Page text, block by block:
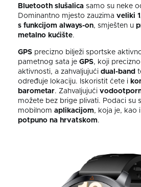
Bluetooth slušalica samo su neke
Dominantno mjesto zauzima veliki
s funkcijom always-on, smješten u
metalno kućište.
GPS precizno bilježi sportske
pametnog sata je GPS, koji
aktivnosti, a zahvaljujući dual-band
određuje lokaciju. Iskoristit ćete i
barometar. Zahvaljujući
možete bez brige plivati. Podaci su
mobilnom aplikacijom, koja je, kao
potpuno na hrvatskom.